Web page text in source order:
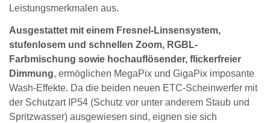
Leistungsmerkmalen aus.
Ausgestattet mit einem Fresnel-Linsensystem,
stufenlosem und schnellen Zoom, RGBL-
Farbmischung sowie hochauflösender, flickerfreier
Dimmung, ermöglichen MegaPix und GigaPix imposante
Wash-Effekte. Da die beiden neuen ETC-Scheinwerfer mit
der Schutzart IP54 (Schutz vor unter anderem Staub und
Spritzwasser) ausgewiesen sind, eignen sie sich